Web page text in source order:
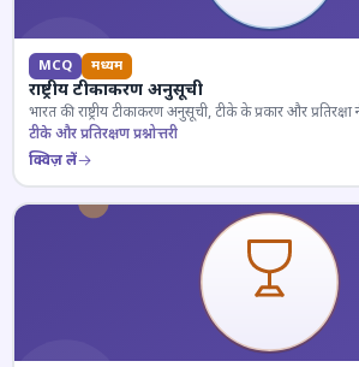
MCQ मध्यम
राष्ट्रीय टीकाकरण अनुसूची
भारत की राष्ट्रीय टीकाकरण अनुसूची, टीके के प्रकार और
टीके और प्रतिरक्षण प्रश्नोत्तरी
क्विज़ लें